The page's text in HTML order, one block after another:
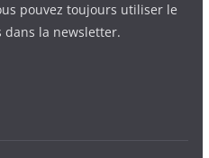
pouvez toujours utiliser le
la newsletter.